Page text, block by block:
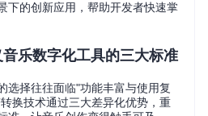
下的创新应用，帮助开发者快速掌
乐数字化工具的三大标准
选择往往面临"功能丰富与使用复
换技术通过三大差异化优势，重